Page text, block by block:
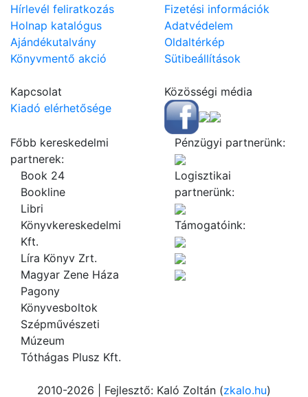
Hírlevél feliratkozás
Holnap katalógus
Ajándékutalvány
Könyvmentő akció
Fizetési információk
Adatvédelem
Oldaltérkép
Sütibeállítások
Kapcsolat
Kiadó elérhetősége
Közösségi média
Főbb kereskedelmi
partnerek:
Book 24
Bookline
Libri
Könyvkereskedelmi
Kft.
Líra Könyv Zrt.
Magyar Zene Háza
Pagony
Könyvesboltok
Szépművészeti
Múzeum
Tóthágas Plusz Kft.
Pénzügyi partnerünk:
Logisztikai
partnerünk:
Támogatóink:
2010-2026 | Fejlesztő: Kaló Zoltán (zkalo.hu)